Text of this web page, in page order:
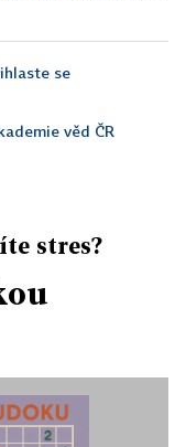
se
věd ČR
stres?